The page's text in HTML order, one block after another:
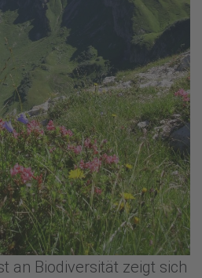
an Biodiversität zeigt sich